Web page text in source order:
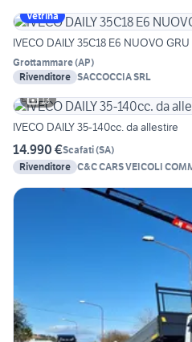
Vetrina
IVECO DAILY 35C18 E6 NUOVO
Grottammare(AP)
Rivenditore SACCOCCIA SRL
13
IVECO DAILY 35-140cc. da allestire
14.990 €Scafati(SA)
Rivenditore C&C CARS VEICOLI